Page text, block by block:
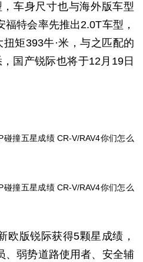
车身尺寸也与海外版车型
特会率先推出2.0T车型，
矩393牛·米，与之匹配的
国产锐际也将于12月19日
欧版锐际获得5颗星成绩，
、弱势道路使用者、安全辅